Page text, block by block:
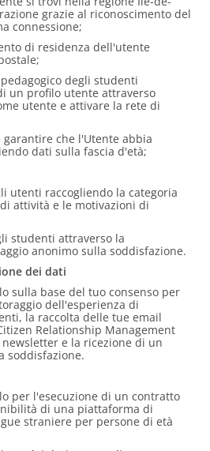
grazie al riconoscimento del
connessione;
di residenza dell'utente
degli studenti
un profilo utente attraverso
utente e attivare la rete di
che l'Utente abbia
dati sulla fascia d'età;
utenti raccogliendo la categoria
attività e le motivazioni di
studenti attraverso la
anonimo sulla soddisfazione.
dei dati
sulla base del tuo consenso per
dell'esperienza di
la raccolta delle tue email
Relationship Management
e la ricezione di un
soddisfazione.
per l'esecuzione di un contratto
di una piattaforma di
straniere per persone di età